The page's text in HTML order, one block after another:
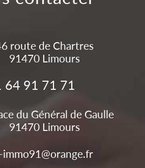
route de Chartres
91470 Limours
64 91 71 71
du Général de Gaulle
91470 Limours
immo91@orange.fr